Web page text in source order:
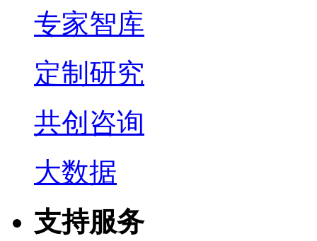
专家智库
定制研究
共创咨询
大数据
支持服务